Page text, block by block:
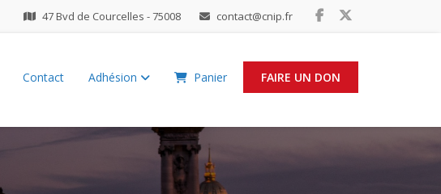
47 Bvd de Courcelles - 75008 contact@cnip.fr
FAIRE UN DON
Contact Adhésion Panier